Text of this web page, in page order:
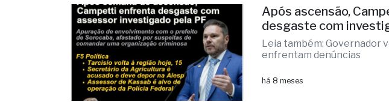
Após ascensão,
desgaste com
Leia também: Governador
enfrentam denúncias
há 8 meses